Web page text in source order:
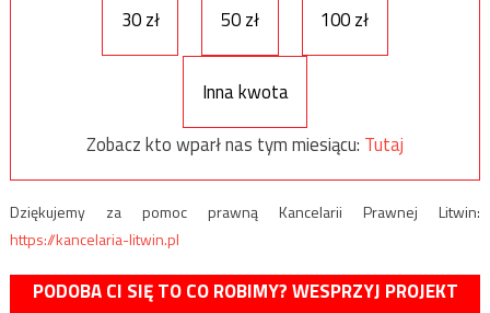
30 zł
50 zł 100 zł
Inna kwota
Zobacz kto wparł nas tym miesiącu: Tutaj
Dziękujemy za pomoc prawną Kancelarii Prawnej Litwin:
https://kancelaria-litwin.pl
PODOBA CI SIĘ TO CO ROBIMY? WESPRZYJ PROJEKT